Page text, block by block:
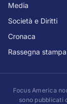
Media
Società e Diritti
Cronaca
Rassegna stampa
Focus America
sono pubblicati